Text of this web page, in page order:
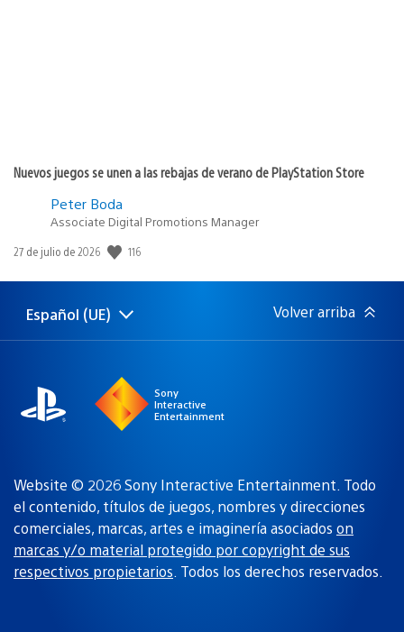
Nuevos juegos se unen a las rebajas de verano de PlayStation Store
Peter Boda
Associate Digital Promotions Manager
Fecha
publicación:
27 de julio de 2026 116
Selecciona
una
Región
actual:
Español (UE) Volver arriba
Sony
Interactive
Entertainment
Website © 2026 Sony Interactive Entertainment. Todo
el contenido, títulos de juegos, nombres y direcciones
comerciales, marcas, artes e imaginería asociados on
marcas y/o material protegido por copyright de sus
respectivos propietarios. Todos los derechos reservados.